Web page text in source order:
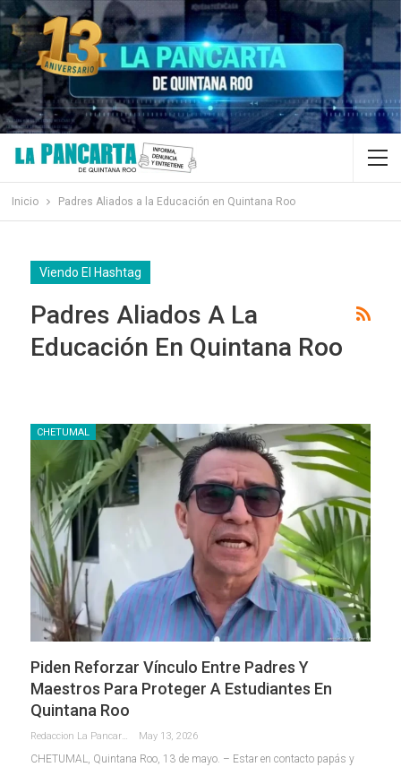
Inicio Padres Aliados a la Educación en Quintana Roo
Viendo El Hashtag
Padres Aliados A La
Educación En Quintana Roo
CHETUMAL
Piden Reforzar Vínculo Entre Padres Y
Maestros Para Proteger A Estudiantes En
Quintana Roo
Redaccion La Pancarta De Quintana Roo May 13, 2026
CHETUMAL, Quintana Roo, 13 de mayo. – Estar en contacto papás y